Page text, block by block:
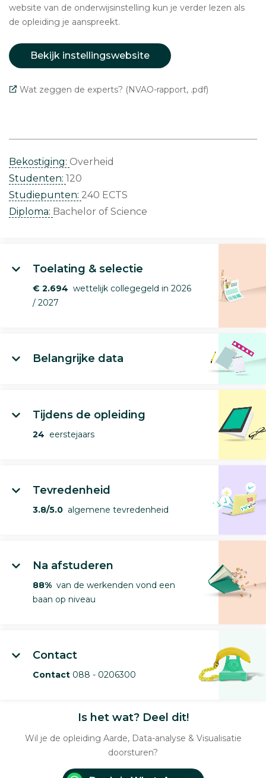
website van de onderwijsinstelling kun je verder lezen als
de opleiding je aanspreekt.
Bekijk instellingswebsite
Wat zeggen de experts? (NVAO-rapport, .pdf)
Bekostiging: Overheid
Studenten: 120
Studiepunten: 240 ECTS
Diploma: Bachelor of Science
Toelating & selectie
€ 2.694 wettelijk collegegeld in 2026
/ 2027
Belangrijke data
Tijdens de opleiding
24 eerstejaars
Tevredenheid
3.8/5.0 algemene tevredenheid
Na afstuderen
88% van de werkenden vond een
baan op niveau
Contact
Contact 088 - 0206300
Is het wat? Deel dit!
Wil je de opleiding Aarde, Data-analyse & Visualisatie
doorsturen?